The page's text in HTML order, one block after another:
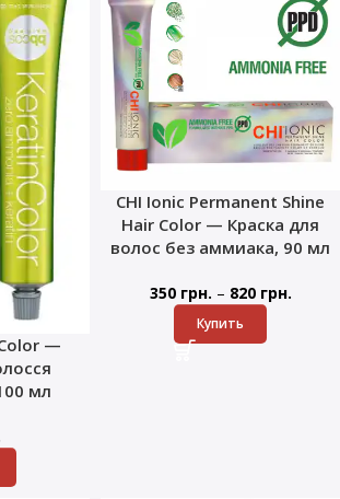
—
мл
CHI Ionic Permanent Shine
Hair Color — Краска для
волос без аммиака, 90 мл
350 грн. – 820 грн.
Купить